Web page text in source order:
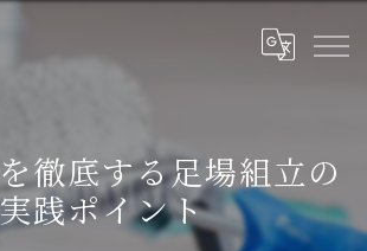
徹底する足場組立の
実践ポイント